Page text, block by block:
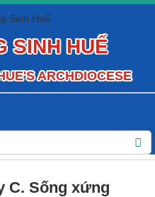
SINH HUẾ
ARCHDIOCESE
C. Sống xứng